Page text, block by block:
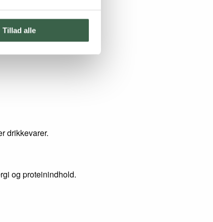
Tillad alle
drikkevarer.
og proteinindhold.